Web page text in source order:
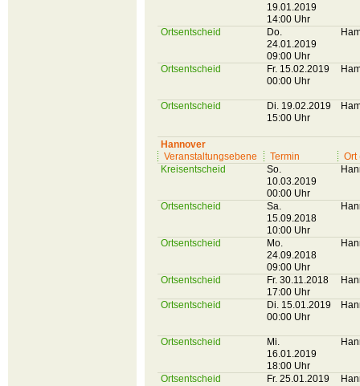
19.01.2019
14:00 Uhr
Ortsentscheid
Do.
24.01.2019
09:00 Uhr
Ortsentscheid
Fr. 15.02.2019
00:00 Uhr
Ortsentscheid
Di. 19.02.2019
15:00 Uhr
Hannover
Veranstaltungsebene
Termin
Ort
Kreisentscheid
So.
10.03.2019
00:00 Uhr
Ortsentscheid
Sa.
15.09.2018
10:00 Uhr
Ortsentscheid
Mo.
24.09.2018
09:00 Uhr
Ortsentscheid
Fr. 30.11.2018
17:00 Uhr
Ortsentscheid
Di. 15.01.2019
00:00 Uhr
Ortsentscheid
Mi.
16.01.2019
18:00 Uhr
Ortsentscheid
Fr. 25.01.2019